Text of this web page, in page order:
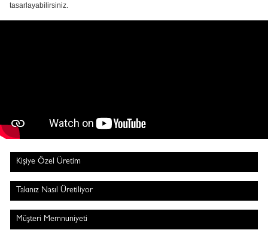
tasarlayabilirsiniz.
Kişiye Özel Üretim
Takınız Nasıl Üretiliyor
Müşteri Memnuniyeti